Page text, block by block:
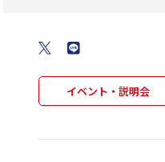
イベント・説明会